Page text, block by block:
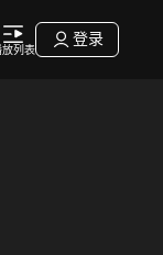
放列表
登录